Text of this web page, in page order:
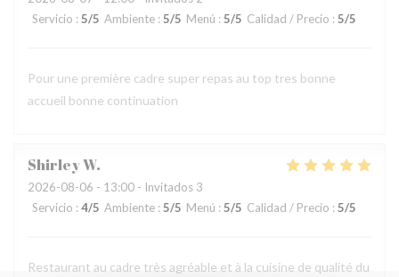
Servicio : 5/5 Ambiente : 5/5 Menú : 5/5 Calidad / Precio : 5/5
Pour une première cadre super repas au top tres bonne
accueil bonne continuation
ShirleyW
2026-08-06 - 13:00 - Invitados 3
Servicio : 4/5 Ambiente : 5/5 Menú : 5/5 Calidad / Precio : 5/5
Restaurant au cadre très agréable et à la cuisine de qualité du